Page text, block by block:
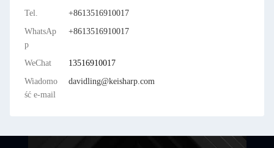
Tel.
+8613516910017
WhatsAp
p
+8613516910017
WeChat
13516910017
Wiadomo
ść e-mail
davidling@keisharp.com